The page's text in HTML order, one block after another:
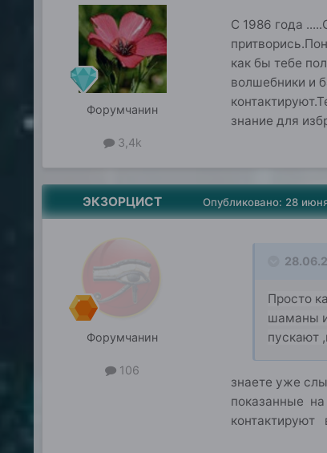
Форумчанин
3,4k
С 1986 года
как бы тебе
волшебники и
знание для
ЭКЗОРЦИСТ
Форумчанин
106
Опубликовано: 28
Просто
шаманы
пускают
знаете уже
показанные на
контактируют